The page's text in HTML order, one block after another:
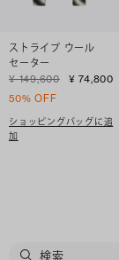
ストライプ ウール
セーター
¥ 149,600
¥ 74,800
50% OFF
ショッピングバッグに追
加